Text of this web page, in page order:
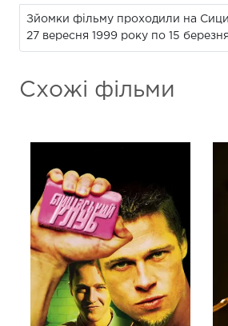
Зйомки фільму проходили на
27 вересня 1999 року по 15
Схожі фільми